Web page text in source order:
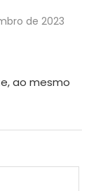
de 2023
ao mesmo